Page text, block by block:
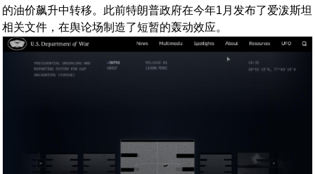
的油价飙升中转移。此前特朗普政府在今年1月发布了爱泼斯坦
相关文件，在舆论场制造了短暂的轰动效应。